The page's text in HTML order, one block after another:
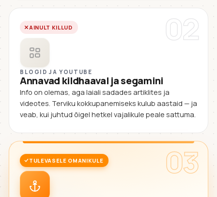
02
AINULT KILLUD
BLOGID JA YOUTUBE
Annavad kildhaaval ja segamini
Info on olemas, aga laiali sadades artiklites ja
videotes. Terviku kokkupanemiseks kulub aastaid — ja
veab, kui juhtud õigel hetkel vajalikule peale sattuma.
03
TULEVASELE OMANIKULE